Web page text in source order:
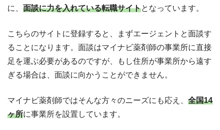
に、 面談に力を入れている転職サイトとなっています。
こちらのサイトに登録すると、まずエージェントと面談す
ることになります。面談はマイナビ薬剤師の事業所に直接
足を運ぶ必要があるのですが、もし住所が事業所から遠す
ぎる場合は、面談に向かうことができません。
マイナビ薬剤師ではそんな方々のニーズにも応え、 全国14
ヶ所に事業所を設置しています。